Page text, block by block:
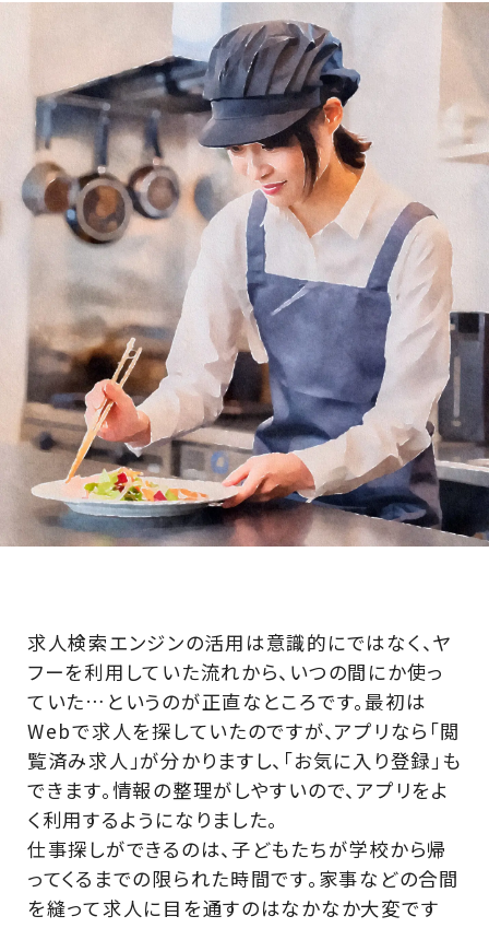
求人検索エンジンの活用は意識的にではなく、ヤ
フーを利用していた流れから、いつの間にか使っ
ていた…というのが正直なところです。最初は
Webで求人を探していたのですが、アプリなら「閲
覧済み求人」が分かりますし、「お気に入り登録」も
できます。情報の整理がしやすいので、アプリをよ
く利用するようになりました。
仕事探しができるのは、子どもたちが学校から帰
ってくるまでの限られた時間です。家事などの合間
を縫って求人に目を通すのはなかなか大変です